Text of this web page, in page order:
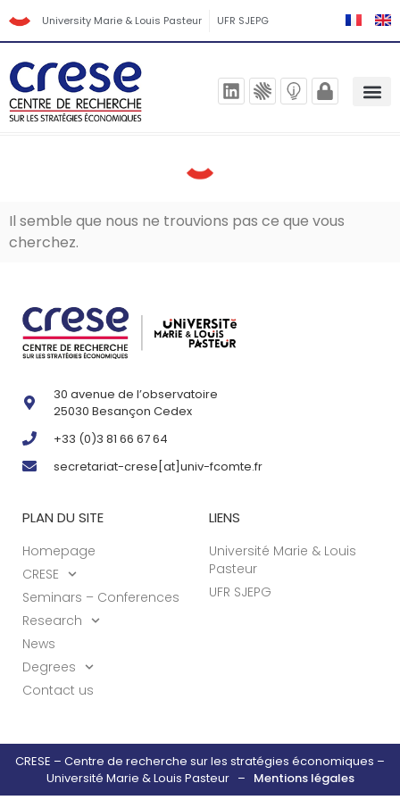
University Marie & Louis Pasteur UFR SJEPG
Il semble que nous ne trouvions pas ce que vous
cherchez.
30 avenue de l’observatoire
25030 Besançon Cedex
+33 (0)3 81 66 67 64
secretariat-crese[at]univ-fcomte.fr
PLAN DU SITE
Homepage
CRESE
Seminars – Conferences
Research
News
Degrees
Contact us
LIENS
Université Marie & Louis
Pasteur
UFR SJEPG
CRESE – Centre de recherche sur les stratégies économiques –
Université Marie & Louis Pasteur – Mentions légales